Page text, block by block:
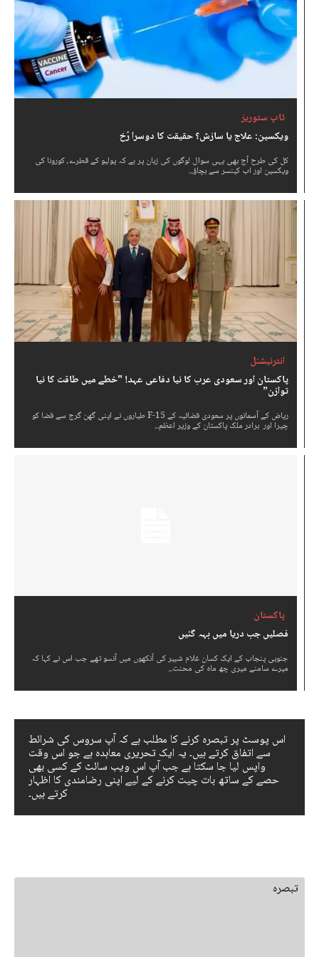
ٹاپ سٹوریز
ویکسین: علاج یا سازش؟ حقیقت کا دوسرا رُخ
کل کی طرح آج بھی یہی سوال لوگوں کی زبان پر ہے کہ پولیو کے قطرے، کورونا کی
ویکسین اور اب کینسر سے بچاؤ...
انٹرنیشنل
پاکستان اور سعودی عرب کا نیا دفاعی عہد! "خطے میں طاقت کا نیا
توازن”
ریاض کے آسمانوں پر سعودی فضائیہ کے F-15 طیاروں نے اپنی گھن گرج سے فضا کو
چیرا اور برادر ملک پاکستان کے وزیر اعظم...
پاکستان
فصلیں جب دریا میں بہہ گئیں
جنوبی پنجاب کے ایک کسان غلام شبیر کی آنکھوں میں آنسو تھے جب اس نے کہا کہ
میرے سامنے میری چھ ماہ کی محنت...
اس پوسٹ پر تبصرہ کرنے کا مطلب ہے کہ آپ سروس کی شرائط
سے اتفاق کرتے ہیں۔ یہ ایک تحریری معاہدہ ہے جو اس وقت
واپس لیا جا سکتا ہے جب آپ اس ویب سائٹ کے کسی بھی
حصے کے ساتھ بات چیت کرنے کے لیے اپنی رضامندی کا اظہار
کرتے ہیں۔